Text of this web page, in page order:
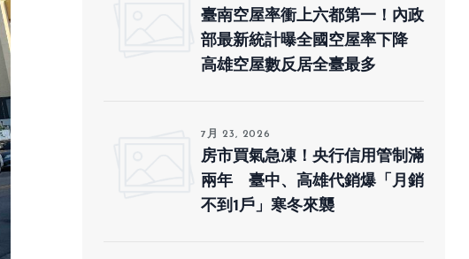
臺南空屋率衝上六都第一！內政
部最新統計曝全國空屋率下降
高雄空屋數反居全臺最多
7月 23, 2026
房市買氣急凍！央行信用管制滿
兩年 臺中、高雄代銷爆「月銷
不到1戶」寒冬來襲